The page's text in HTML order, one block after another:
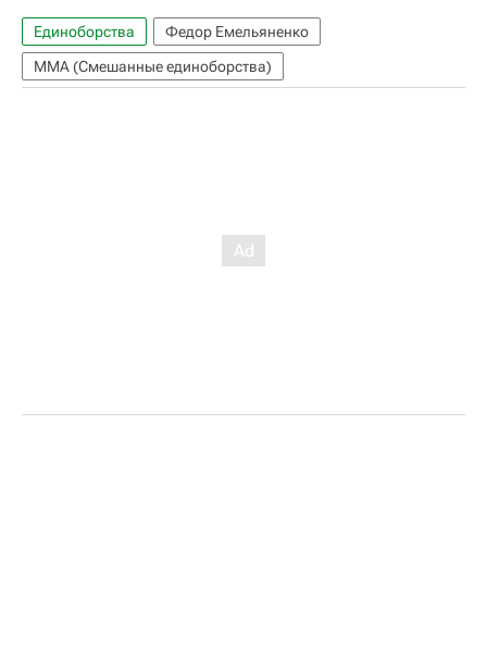
Единоборства
Федор Емельяненко
ММА (Смешанные единоборства)